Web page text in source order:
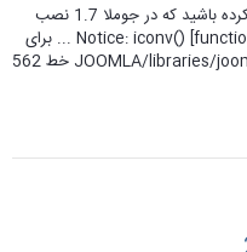
با سلام، ممکنه شما هم با این مشکل برخورد کرده باشید که در جوملا 1.7 نصب
شده در لوکال، خطای زیر بروز بدهد: Notice: iconv() [function.iconv ... برای
حل این مشکل به JOOMLA/libraries/joomla/utilities/string.php خط 562